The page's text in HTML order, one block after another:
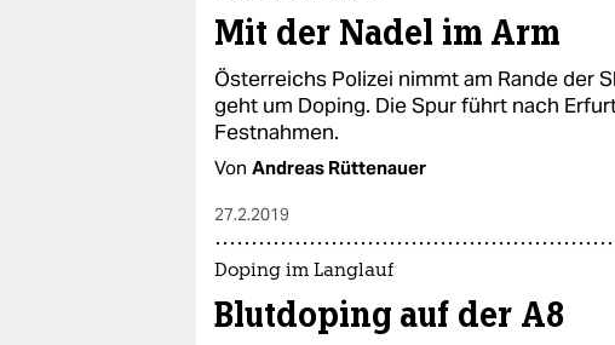
Mit der Nadel im Arm
Österreichs Polizei nimmt am Rande der
geht um Doping. Die Spur führt nach
Festnahmen.
Von Andreas Rüttenauer
27.2.2019
Doping im Langlauf
Blutdoping auf der A8